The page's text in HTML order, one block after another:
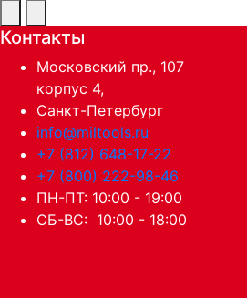
Контакты
Московский пр., 107
корпус 4,
Санкт-Петербург
info@miltools.ru
+7 (812) 648-17-22
+7 (800) 222-98-46
ПН-ПТ: 10:00 - 19:00
СБ-ВС: 10:00 - 18:00